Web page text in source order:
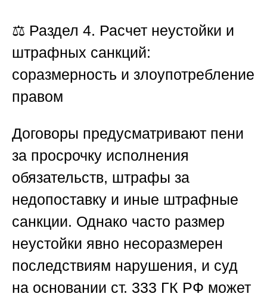
⚖️ Раздел 4. Расчет неустойки и
штрафных санкций:
соразмерность и злоупотребление
правом
Договоры предусматривают пени
за просрочку исполнения
обязательств, штрафы за
недопоставку и иные штрафные
санкции. Однако часто размер
неустойки явно несоразмерен
последствиям нарушения, и суд
на основании ст. 333 ГК РФ может